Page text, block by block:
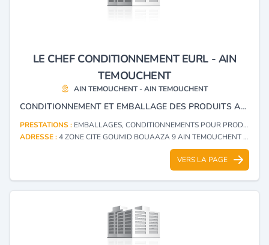
LE CHEF CONDITIONNEMENT EURL - AIN
TEMOUCHENT
AIN TEMOUCHENT - AIN TEMOUCHENT
CONDITIONNEMENT ET EMBALLAGE DES PRODUITS ALIMENTAIRE, ÉPICES ET FRUITS SECS
PRESTATIONS : EMBALLAGES, CONDITIONNEMENTS POUR PRODUITS ET DENRÉES ALIMENTAIRES
ADRESSE :4 ZONE CITE GOUMID BOUAAZA 9 AIN TEMOUCHENT - AIN TEMOUCHENT
VERS LA PAGE